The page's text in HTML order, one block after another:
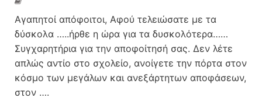
Αγαπητοί απόφοιτοι, Αφού τελειώσατε με τα
δύσκολα …..ήρθε η ώρα για τα δυσκολότερα……
Συγχαρητήρια για την αποφοίτησή σας. Δεν λέτε
απλώς αντίο στο σχολείο, ανοίγετε την πόρτα στον
κόσμο των μεγάλων και ανεξάρτητων αποφάσεων,
στον ….